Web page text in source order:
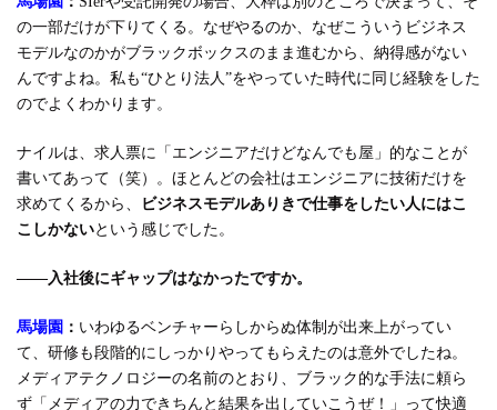
の一部だけが下りてくる。なぜやるのか、なぜこういうビジネス
モデルなのかがブラックボックスのまま進むから、納得感がない
んですよね。私も“ひとり法人”をやっていた時代に同じ経験をした
のでよくわかります。
ナイルは、求人票に「エンジニアだけどなんでも屋」的なことが
書いてあって（笑）。ほとんどの会社はエンジニアに技術だけを
求めてくるから、
ビジネスモデルありきで仕事をしたい人にはこ
こしかないという感じでした。
――入社後にギャップはなかったですか。
馬場園 ： いわゆるベンチャーらしからぬ体制が出来上がってい
て、研修も段階的にしっかりやってもらえたのは意外でしたね。
メディアテクノロジーの名前のとおり、ブラック的な手法に頼ら
ず「メディアの力できちんと結果を出していこうぜ！」って快適